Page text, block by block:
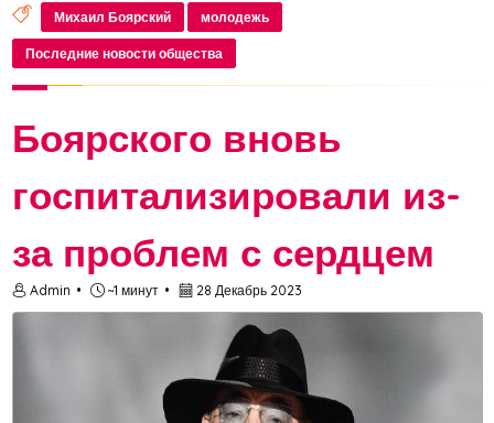
платформы «Дзен». Результаты исследования
были опубликованы в «Ленте.ру». Около...
Михаил Боярский молодежь
Последние новости общества
Боярского вновь
госпитализировали из-
за проблем с сердцем
Admin ~1 минут 28 Декабрь 2023